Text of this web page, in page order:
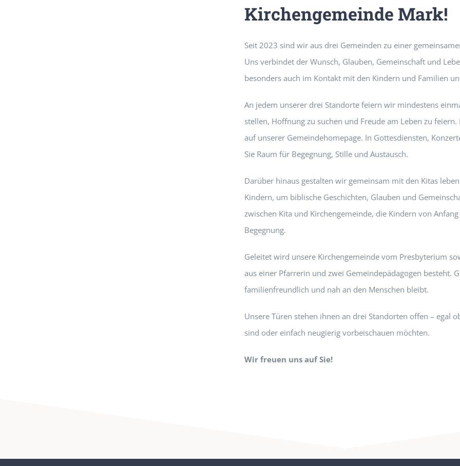
Kirchengemeinde Mark!
Seit 2023 sind wir aus drei Gemeinden zu einer
Uns verbindet der Wunsch, Glauben, Gemeinschaft und
besonders auch im Kontakt mit den Kindern und Familien
An jedem unserer drei Standorte feiern wir mindestens
stellen, Hoffnung zu suchen und Freude am Leben zu
auf unserer Gemeindehomepage. In Gottesdiensten,
Sie Raum für Begegnung, Stille und Austausch.
Darüber hinaus gestalten wir gemeinsam mit den Kitas
Kindern, um biblische Geschichten, Glauben und
zwischen Kita und Kirchengemeinde, die Kindern von
Begegnung.
Geleitet wird unsere Kirchengemeinde vom Presbyterium
aus einer Pfarrerin und zwei Gemeindepädagogen besteht.
familienfreundlich und nah an den Menschen bleibt.
Unsere Türen stehen ihnen an drei Standorten offen – egal
sind oder einfach neugierig vorbeischauen möchten.
Wir freuen uns auf Sie!